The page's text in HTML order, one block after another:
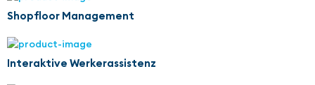
Shopfloor Management
Interaktive Werkerassistenz